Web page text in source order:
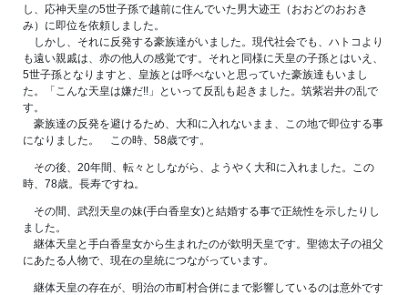
し、応神天皇の5世子孫で越前に住んでいた男大迹王（おおどのおおき
み）に即位を依頼しました。
しかし、それに反発する豪族達がいました。現代社会でも、ハトコより
も遠い親戚は、赤の他人の感覚です。それと同様に天皇の子孫とはいえ、
5世子孫となりますと、皇族とは呼べないと思っていた豪族達もいまし
た。「こんな天皇は嫌だ!!」といって反乱も起きました。筑紫岩井の乱で
す。
豪族達の反発を避けるため、大和に入れないまま、この地で即位する事
になりました。 この時、58歳です。
その後、20年間、転々としながら、ようやく大和に入れました。この
時、78歳。長寿ですね。
その間、武烈天皇の妹(手白香皇女)と結婚する事で正統性を示したりし
ました。
継体天皇と手白香皇女から生まれたのが欽明天皇です。聖徳太子の祖父
にあたる人物で、現在の皇統につながっています。
継体天皇の存在が、明治の市町村合併にまで影響しているのは意外です